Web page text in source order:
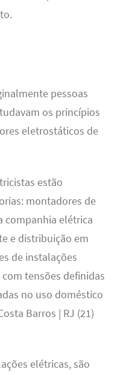
pessoas
os princípios
eletrostáticos de
estão
montadores de
companhia elétrica
e distribuição em
de instalações
tensões definidas
no uso doméstico
Barros | RJ (21)
elétricas, são